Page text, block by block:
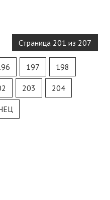
Страница 201 из 207
197 198
203 204